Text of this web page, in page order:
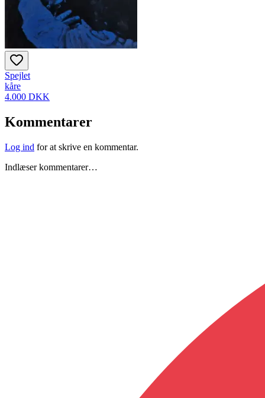
Spejlet
kåre
4.000 DKK
Kommentarer
Log ind for at skrive en kommentar.
Indlæser kommentarer…